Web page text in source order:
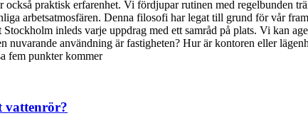
också praktisk erfarenhet. Vi fördjupar rutinen med regelbunden
arbetsatmosfären. Denna filosofi har legat till grund för vår
inleds varje uppdrag med ett samråd på plats. Vi kan
nuvarande användning är fastigheten? Hur är kontoren eller
fem punkter kommer
vattenrör?